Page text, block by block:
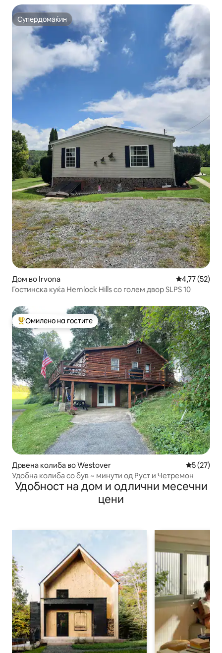
Супердомаќин
Супердомаќин
Дом во Irvona Просечна
4,77 (52)
Гостинска куќа Hemlock Hills со голем двор SLPS 10
Меѓу најуспешните „Омилени на гостите“
Омилено на гостите
Дрвена колиба во Westover Просечна
5 (27)
Удобна колиба со був ~ минути од Руст и Четремон
Удобност на дом и одлични месечни
цени